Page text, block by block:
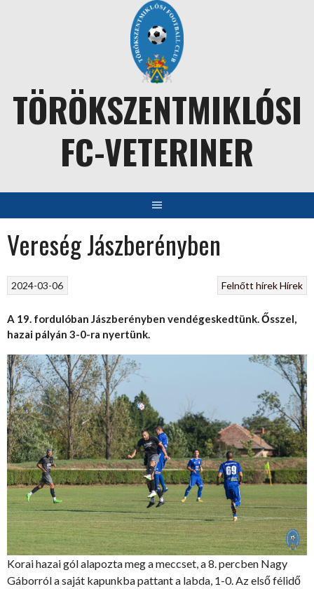
TÖRÖKSZENTMIKLÓSI
FC-VETERINER
Vereség Jászberényben
Felnőtt hírekHírek
2024-03-06
A 19. fordulóban Jászberényben vendégeskedtünk. Ősszel,
hazai pályán 3-0-ra nyertünk.
Korai hazai gól alapozta meg a meccset, a 8. percben Nagy
Gáborról a saját kapunkba pattant a labda, 1-0. Az első félidő